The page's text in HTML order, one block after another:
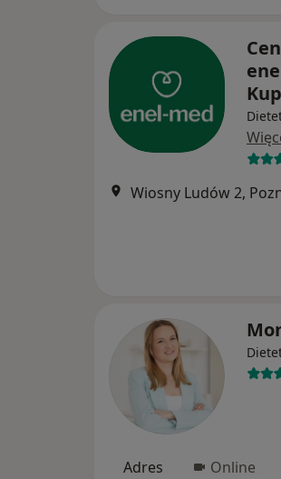
Wiosny Ludów 2,
Adres Online